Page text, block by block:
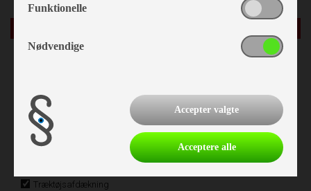
Stabilisator
Alufælge
Mover
Stor tagluge
Træktøjsafdækning
Funktionelle
Nødvendige
Accepter valgte
Acceptere alle